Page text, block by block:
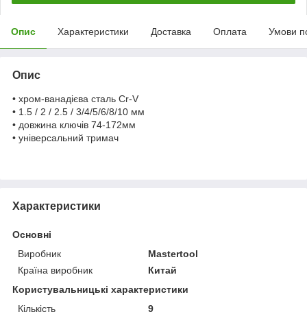
Опис Характеристики Доставка Оплата Умови
Опис
• хром-ванадієва сталь Cr-V
• 1.5 / 2 / 2.5 / 3/4/5/6/8/10 мм
• довжина ключів 74-172мм
• універсальний тримач
Характеристики
Основні
Виробник
Mastertool
Країна виробник
Китай
Користувальницькі характеристики
Кількість
9